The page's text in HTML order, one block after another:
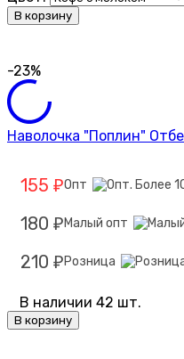
В корзину
-23%
Наволочка "Поплин"
155 ₽Опт
180 ₽ Малый опт
210 ₽ Розница
В наличии 42 шт.
В корзину